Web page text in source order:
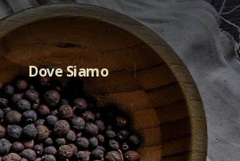
Dove Siamo